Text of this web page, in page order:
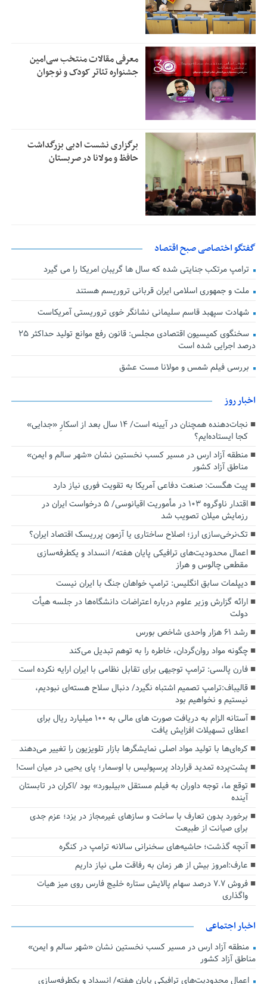
معرفی مقالات منتخب سی‌امین
جشنواره تئاتر کودک و نوجوان
برگزاری نشست ادبی بزرگداشت
حافظ و مولانا در صربستان
گفتگو اختصاصی صبح اقتصاد
ترامپ مرتکب جنایتی شده که سال ها گریبان امریکا را می گیرد
ملت و جمهوری اسلامی ایران قربانی تروریسم هستند
شهادت سپهبد قاسم سلیمانی نشانگر خوی تروریستی آمریکاست
سخنگوی کمیسیون اقتصادی مجلس: قانون رفع موانع تولید حداکثر ۲۵
درصد اجرایی شده است
بررسی فیلم شمس و مولانا مست عشق
اخبار روز
نجات‌دهنده‌ همچنان در آیینه است/ ۱۴ سال بعد از اسکارِ «جدایی»
کجا ایستاده‌ایم؟
منطقه آزاد ارس در مسیر کسب نخستین نشان «شهر سالم و ایمن»
مناطق آزاد کشور
پیت هگست: صنعت دفاعی آمریکا به تقویت فوری نیاز دارد
اقتدار ناوگروه ۱۰۳ در مأموریت‌ اقیانوسی/ ۵ درخواست ایران در
رزمایش میلان تصویب شد
تک‌نرخی‌سازی ارز؛ اصلاح ساختاری یا آزمون پرریسک اقتصاد ایران؟
اعمال محدودیت‌های ترافیکی پایان هفته/ انسداد و یکطرفه‌سازی
مقطعی چالوس و هراز
دیپلمات سابق انگلیس:‌ ترامپ خواهان جنگ با ایران نیست
ارائه گزارش وزیر علوم درباره اعتراضات دانشگاه‌ها در جلسه هیأت
دولت
رشد ۶۱ هزار واحدی شاخص بورس
چگونه مواد روان‌گردان، خاطره را به توهم تبدیل می‌کند
فارن پالسی: ترامپ توجیهی برای تقابل نظامی با ایران ارایه نکرده است
قالیباف:ترامپ تصمیم اشتباه نگیرد/ دنبال سلاح هسته‌ای نبودیم،
نیستیم و نخواهیم بود
آستانه الزام به دریافت صورت های مالی به ۱۰۰ میلیارد ریال برای
اعطای تسهیلات افزایش یافت
کره‌ای‌ها با تولید مواد اصلی نمایشگرها بازار تلویزیون را تغییر می‌دهند
پشت‌پرده تمدید قرارداد پرسپولیس با اوسمار؛ پای یحیی در میان است!
توقع ما، توجه داوران به فیلم مستقل «بیلبورد» بود /اکران در تابستان
آینده
برخورد بدون تعارف با ساخت‌ و سازهای غیرمجاز در یزد؛ عزم جدی
برای صیانت از طبیعت
آنچه گذشت؛ حاشیه‌های سخنرانی سالانه ترامپ در کنگره
عارف:امروز بیش از هر زمان به رفاقت ملی نیاز داریم
فروش ۷.۷ درصد سهام پالایش ستاره خلیج فارس روی میز هیات
واگذاری
اخبار اجتماعی
منطقه آزاد ارس در مسیر کسب نخستین نشان «شهر سالم و ایمن»
مناطق آزاد کشور
اعمال محدودیت‌های ترافیکی پایان هفته/ انسداد و یکطرفه‌سازی